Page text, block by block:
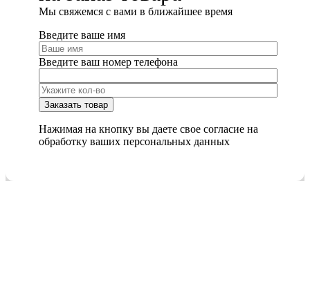
Мы cвяжемся с вами в ближайшее время
Введите ваше имя
Введите ваш номер телефона
Нажимая на кнопку вы даете свое согласие на
обработку ваших персональных данных